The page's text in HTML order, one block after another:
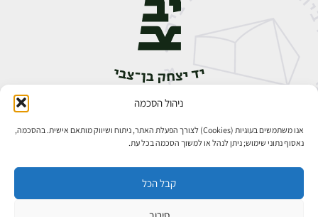
ניהול הסכמה
אנו משתמשים בעוגיות (Cookies) לצורך הפעלת האתר, ניתוח ושיווק מותאם אישית. בהסכמה,
נאסוף נתוני שימוש; ניתן לנהל או למשוך הסכמה בכל עת.
קבל הכל
אבן גבירול 14, רחביה, ירושלים